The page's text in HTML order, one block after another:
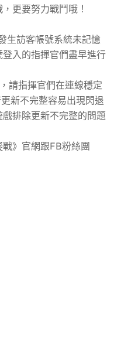
更要努力戰鬥哦！
生訪客帳號系統未記憶
入的指揮官們盡早進行
請指揮官們在連線穩定
新不完整容易出現閃退
排除更新不完整的問題
》官網跟FB粉絲團